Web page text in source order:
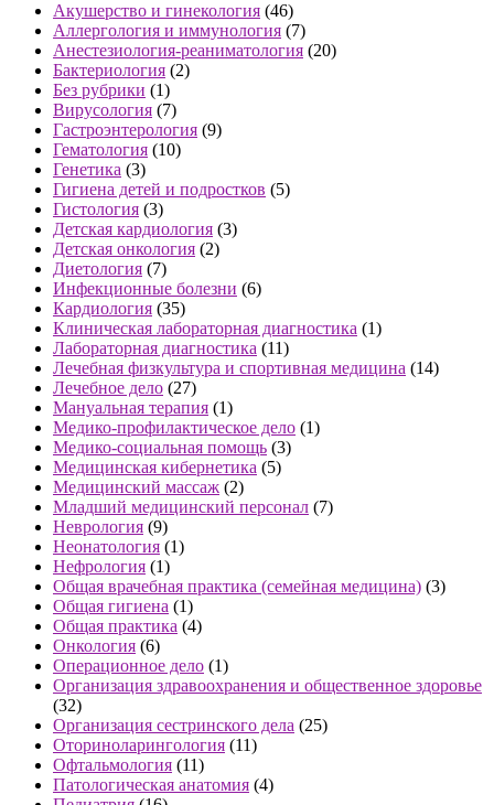
Акушерство и гинекология (46)
Аллергология и иммунология (7)
Анестезиология-реаниматология (20)
Бактериология (2)
Без рубрики (1)
Вирусология (7)
Гастроэнтерология (9)
Гематология (10)
Генетика (3)
Гигиена детей и подростков (5)
Гистология (3)
Детская кардиология (3)
Детская онкология (2)
Диетология (7)
Инфекционные болезни (6)
Кардиология (35)
Клиническая лабораторная диагностика (1)
Лабораторная диагностика (11)
Лечебная физкультура и спортивная медицина (14)
Лечебное дело (27)
Мануальная терапия (1)
Медико-профилактическое дело (1)
Медико-социальная помощь (3)
Медицинская кибернетика (5)
Медицинский массаж (2)
Младший медицинский персонал (7)
Неврология (9)
Неонатология (1)
Нефрология (1)
Общая врачебная практика (семейная медицина) (3)
Общая гигиена (1)
Общая практика (4)
Онкология (6)
Операционное дело (1)
Организация здравоохранения и общественное здоровье
(32)
Организация сестринского дела (25)
Оториноларингология (11)
Офтальмология (11)
Патологическая анатомия (4)